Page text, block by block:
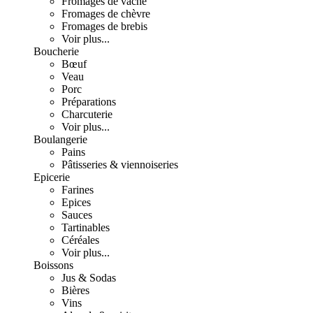
Fromages de chèvre
Fromages de brebis
Voir plus...
Boucherie
Bœuf
Veau
Porc
Préparations
Charcuterie
Voir plus...
Boulangerie
Pains
Pâtisseries & viennoiseries
Epicerie
Farines
Epices
Sauces
Tartinables
Céréales
Voir plus...
Boissons
Jus & Sodas
Bières
Vins